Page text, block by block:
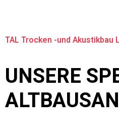
TAL Trocken -und Akustikbau
UNSERE